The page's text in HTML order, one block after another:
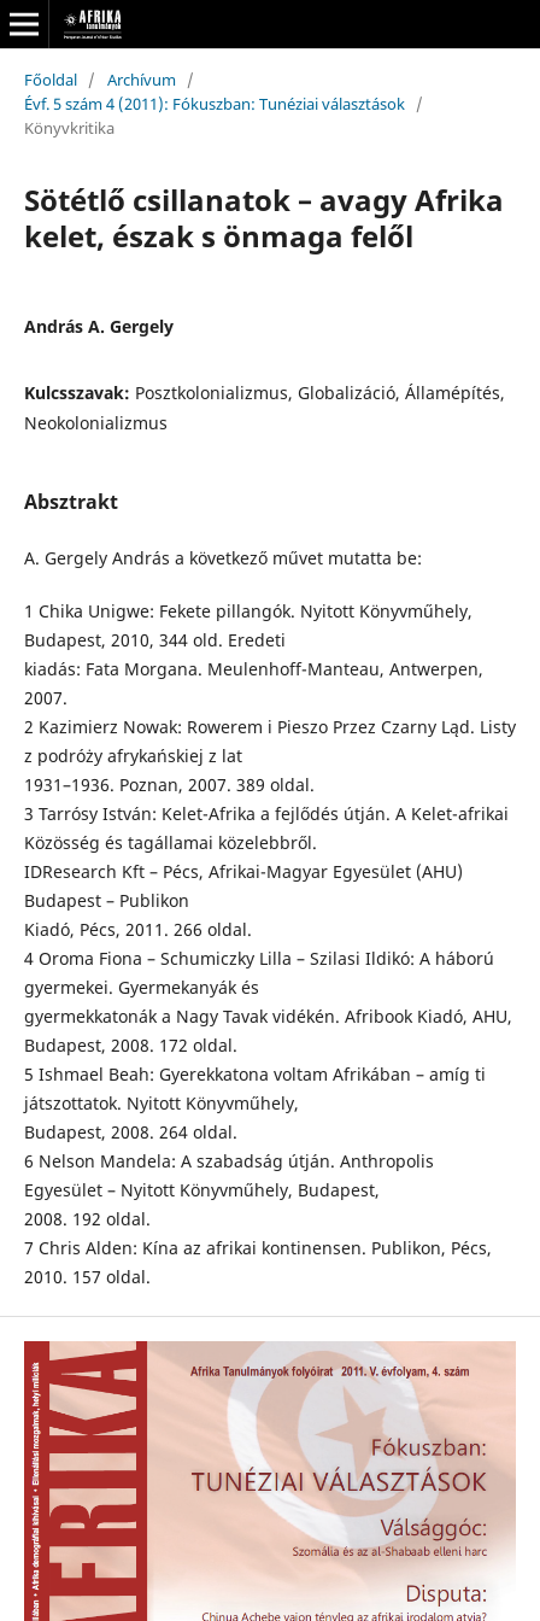
Főoldal / Archívum /
Évf. 5 szám 4 (2011): Fókuszban: Tunéziai választások /
Könyvkritika
Sötétlő csillanatok – avagy Afrika
kelet, észak s önmaga felől
András A. Gergely
Kulcsszavak: Posztkolonializmus, Globalizáció, Államépítés,
Neokolonializmus
Absztrakt
A. Gergely András a következő művet mutatta be:
1 Chika Unigwe: Fekete pillangók. Nyitott Könyvműhely,
Budapest, 2010, 344 old. Eredeti
kiadás: Fata Morgana. Meulenhoff-Manteau, Antwerpen,
2007.
2 Kazimierz Nowak: Rowerem i Pieszo Przez Czarny Ląd. Listy
z podróży afrykańskiej z lat
1931–1936. Poznan, 2007. 389 oldal.
3 Tarrósy István: Kelet-Afrika a fejlődés útján. A Kelet-afrikai
Közösség és tagállamai közelebbről.
IDResearch Kft – Pécs, Afrikai-Magyar Egyesület (AHU)
Budapest – Publikon
Kiadó, Pécs, 2011. 266 oldal.
4 Oroma Fiona – Schumiczky Lilla – Szilasi Ildikó: A háború
gyermekei. Gyermekanyák és
gyermekkatonák a Nagy Tavak vidékén. Afribook Kiadó, AHU,
Budapest, 2008. 172 oldal.
5 Ishmael Beah: Gyerekkatona voltam Afrikában – amíg ti
játszottatok. Nyitott Könyvműhely,
Budapest, 2008. 264 oldal.
6 Nelson Mandela: A szabadság útján. Anthropolis
Egyesület – Nyitott Könyvműhely, Budapest,
2008. 192 oldal.
7 Chris Alden: Kína az afrikai kontinensen. Publikon, Pécs,
2010. 157 oldal.